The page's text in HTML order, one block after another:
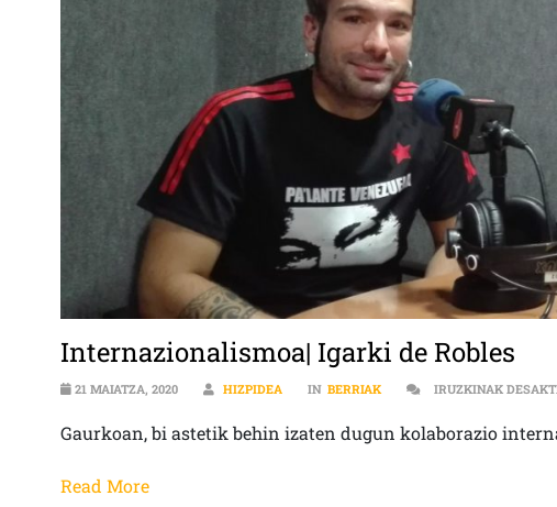
Internazionalismoa| Igarki de Robles
21 MAIATZA, 2020 HIZPIDEA IN BERRIAK IRUZKINAK
Gaurkoan, bi astetik behin izaten dugun kolaborazio
Read More